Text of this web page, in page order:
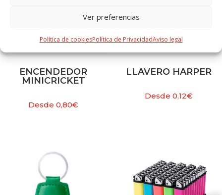
Ver preferencias
Política de cookiesPolítica de PrivacidadAviso legal
ENCENDEDOR
MINICRICKET
Desde0,80€
LLAVERO HARPER
Desde 0,12€